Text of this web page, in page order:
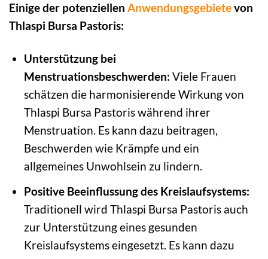
Einige der potenziellen Anwendungsgebietevon
Thlaspi Bursa Pastoris:
Unterstützung bei
Menstruationsbeschwerden: Viele Frauen
schätzen die harmonisierende Wirkung von
Thlaspi Bursa Pastoris während ihrer
Menstruation. Es kann dazu beitragen,
Beschwerden wie Krämpfe und ein
allgemeines Unwohlsein zu lindern.
Positive Beeinflussung des Kreislaufsystems:
Traditionell wird Thlaspi Bursa Pastoris auch
zur Unterstützung eines gesunden
Kreislaufsystems eingesetzt. Es kann dazu